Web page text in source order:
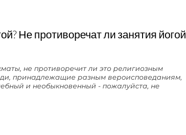
Не противоречат ли занятия йогой
не противоречит ли это религиозным
принадлежащие разным вероисповеданиям,
и необыкновенный - пожалуйста, не